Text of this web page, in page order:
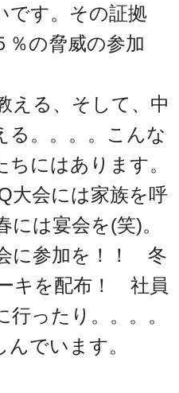
です。その証拠
％の脅威の参加
える、そして、中
る。。。。こんな
ちにはあります。
大会には家族を呼
には宴会を(笑)。
に参加を！！ 冬
キを配布！ 社員
ったり。。。。
でいます。